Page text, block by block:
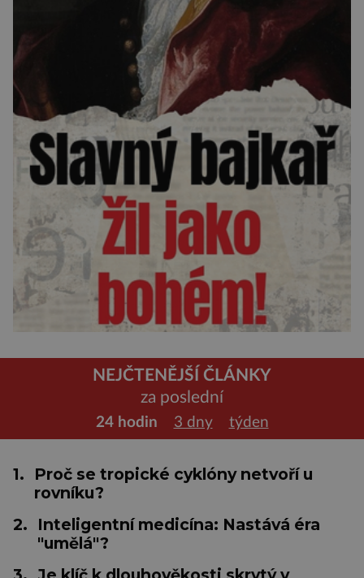
NEJČTENĚJŠÍ ČLÁNKY
za poslední
24 hodin 3 dny týden
1.
Proč se tropické cyklóny netvoří u
rovníku?
2.
Inteligentní medicína: Nastává éra
"umělá"?